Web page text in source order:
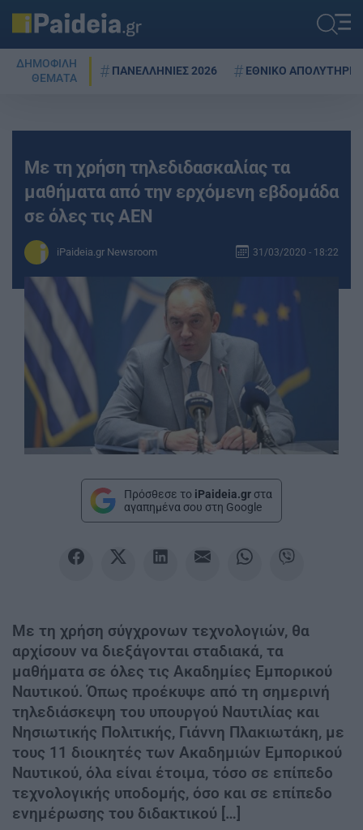
ΔΗΜΟΦΙΛΗ
ΘΕΜΑΤΑ
ΠΑΝΕΛΛΗΝΙΕΣ 2026 ΕΘΝΙΚΟ ΑΠΟΛΥΤΗΡΙΟ
Με τη χρήση τηλεδιδασκαλίας τα
μαθήματα από την ερχόμενη εβδομάδα
σε όλες τις AEN
iPaideia.gr Newsroom 31/03/2020 - 18:22
Πρόσθεσε το iPaideia.gr στα
αγαπημένα σου στη Google
Με τη χρήση σύγχρονων τεχνολογιών, θα
αρχίσουν να διεξάγονται σταδιακά, τα
μαθήματα σε όλες τις Ακαδημίες Εμπορικού
Ναυτικού. Όπως προέκυψε από τη σημερινή
τηλεδιάσκεψη του υπουργού Ναυτιλίας και
Νησιωτικής Πολιτικής, Γιάννη Πλακιωτάκη, με
τους 11 διοικητές των Ακαδημιών Εμπορικού
Ναυτικού, όλα είναι έτοιμα, τόσο σε επίπεδο
τεχνολογικής υποδομής, όσο και σε επίπεδο
ενημέρωσης του διδακτικού […]